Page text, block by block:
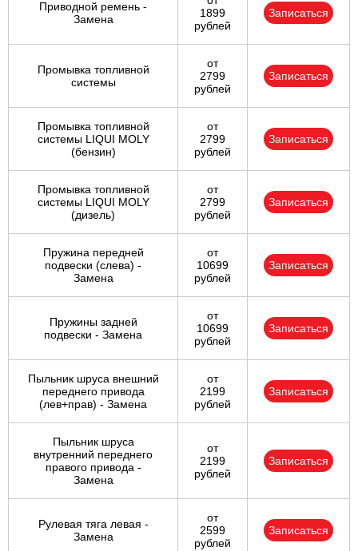
Приводной ремень -
Замена
1899
рублей
Записаться
Промывка топливной
системы
от
2799
рублей
Записаться
Промывка топливной
системы LIQUI MOLY
(бензин)
от
2799
рублей
Записаться
Промывка топливной
системы LIQUI MOLY
(дизель)
от
2799
рублей
Записаться
Пружина передней
подвески (слева) -
Замена
от
10699
рублей
Записаться
Пружины задней
подвески - Замена
от
10699
рублей
Записаться
Пыльник шруса внешний
переднего привода
(лев+прав) - Замена
от
2199
рублей
Записаться
Пыльник шруса
внутренний переднего
правого привода -
Замена
от
2199
рублей
Записаться
Рулевая тяга левая -
Замена
от
2599
рублей
Записаться